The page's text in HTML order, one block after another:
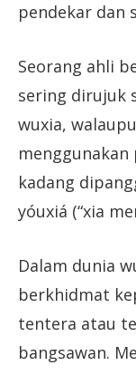
pendekar dan
Seorang ahli
sering dirujuk
wuxia,
menggunakan
kadang
yóuxiá (“xia
Dalam dunia
berkhidmat
tentera atau
bangsawan.